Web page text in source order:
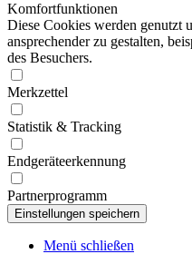
Komfortfunktionen
Diese Cookies werden genutzt
ansprechender zu gestalten,
des Besuchers.
Merkzettel
Statistik & Tracking
Endgeräteerkennung
Partnerprogramm
Menü schließen